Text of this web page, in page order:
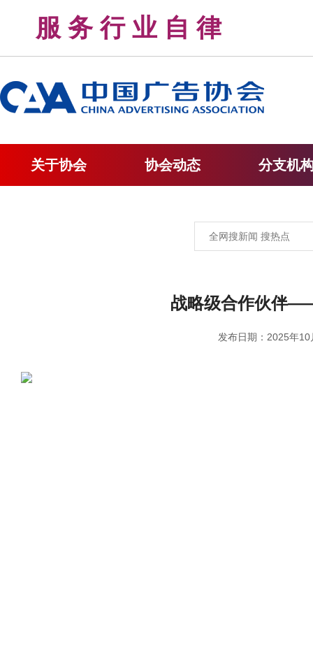
服 务 行 业 自 律
关于协会 协会动态 分支机
战略级合作伙伴
发布日期：2025年10